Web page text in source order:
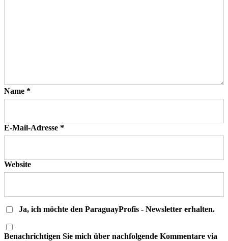
Name *
E-Mail-Adresse *
Website
Ja, ich möchte den ParaguayProfis - Newsletter erhalten.
Benachrichtigen Sie mich über nachfolgende Kommentare via